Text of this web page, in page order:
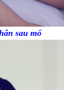
sau mổ